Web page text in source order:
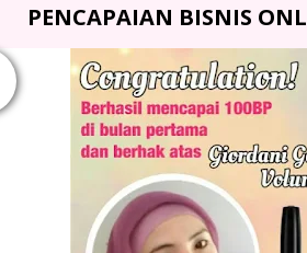
PENCAPAIAN BISNIS